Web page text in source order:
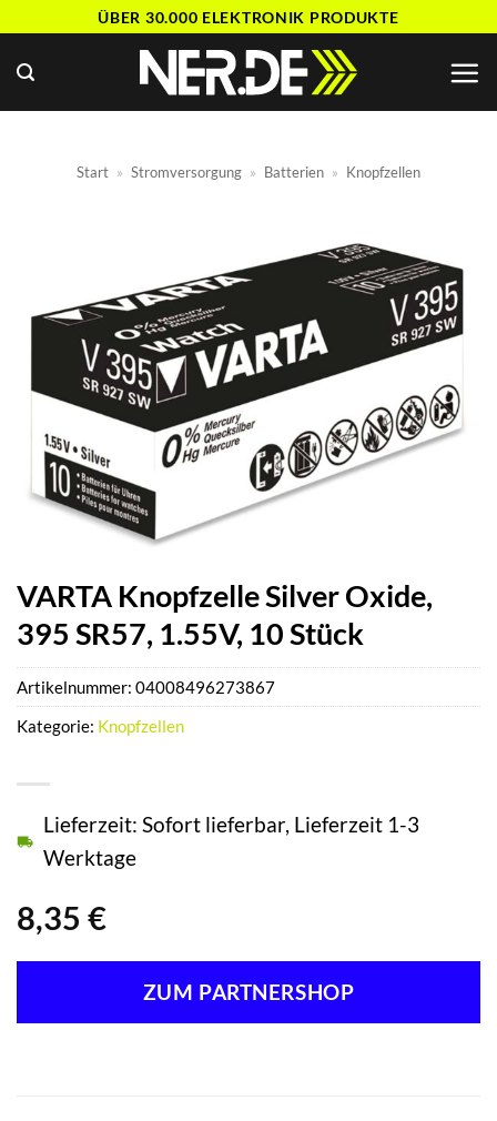
springen
ÜBER 30.000 ELEKTRONIK PRODUKTE
Start » Stromversorgung » Batterien » Knopfzellen
VARTA Knopfzelle Silver Oxide,
395 SR57, 1.55V, 10 Stück
8,35 €
Lieferzeit: Sofort lieferbar, Lieferzeit 1-3
Werktage
ZUM PARTNERSHOP
Artikelnummer: 04008496273867
Kategorie: Knopfzellen